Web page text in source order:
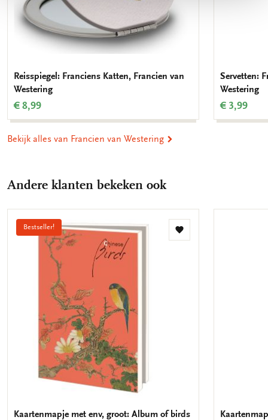
Reisspiegel: Franciens Katten, Francien van
Westering
€ 8,99
Servetten:
Westering
€ 3,99
Bekijk alles van Francien van Westering
Andere klanten bekeken ook
Bestseller!
Toevoegen
Kaartenmapje met env, groot: Album of birds